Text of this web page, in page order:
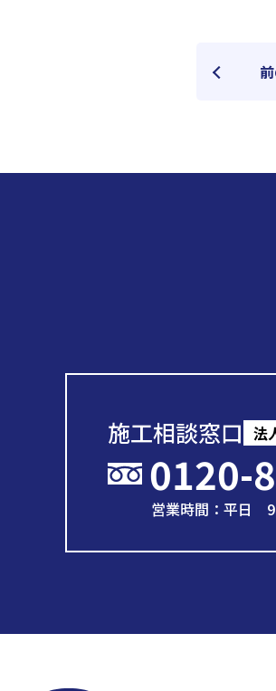
施工相談窓口 法
0120-
営業時間：平日